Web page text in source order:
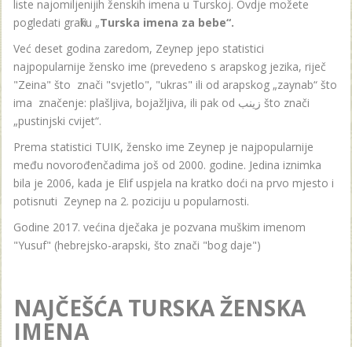
liste najomiljenijih ženskih imena u Turskoj. Ovdje možete
pogledati grafiku „Turska imena za bebe“.
Već deset godina zaredom, Zeynep jepo statistici
najpopularnije žensko ime (prevedeno s arapskog jezika, riječ
"Zeina" što znači "svjetlo", "ukras" ili od arapskog „zaynab“ što
ima značenje: plašljiva, bojažljiva, ili pak od زينب što znači
„pustinjski cvijet“.
Prema statistici TUIK, žensko ime Zeynep je najpopularnije
među novorođenčadima još od 2000. godine. Jedina iznimka
bila je 2006, kada je Elif uspjela na kratko doći na prvo mjesto i
potisnuti Zeynep na 2. poziciju u popularnosti.
Godine 2017. većina dječaka je pozvana muškim imenom
"Yusuf" (hebrejsko-arapski, što znači "bog daje")
NAJČEŠĆA TURSKA ŽENSKA
IMENA